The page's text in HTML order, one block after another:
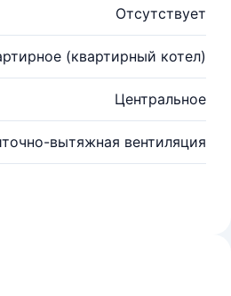
Отсутствует
(квартирный котел)
Центральное
вытяжная вентиляция